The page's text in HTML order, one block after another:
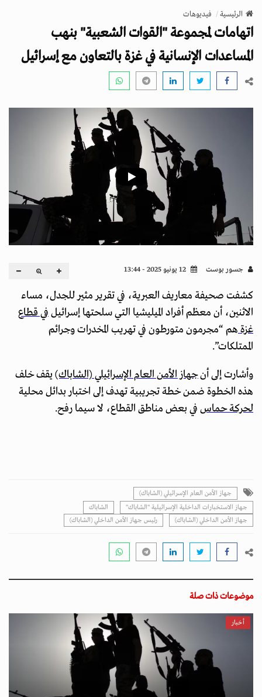
v
i
g
n
الرئيسية فيديوهات
اتهامات لمجموعة "القوات الشعبية" بنهب
المساعدات الإنسانية في غزة بالتعاون مع إسرائيل
جسور بوست
كشفت صحيفة معاريف العبرية، في تقرير مثير للجدل، مساء
الاثنين، أن معظم أفراد الميليشيا التي سلحتها إسرائيلفي قطاع
غزةهم “مجرمون متورطون في تهريب المخدرات وجرائم
الممتلكات”.
وأشارت إلى أنجهاز الأمن العام الإسرائيلي (الشاباك) يقف خلف
هذه الخطوة ضمن خطة تجريبية تهدف إلى اختبار بدائل محلية
لحركة حماس في بعض مناطق القطاع، لا سيما رفح.
جهاز الأمن العام الإسرائيلي (الشاباك)
جهاز الاستخبارات الداخلية الإسرائيلية "الشاباك"
الشاباك
جهاز الأمن الداخلي (الشاباك)
رئيس جهاز الأمن الداخلي (الشاباك)
موضوعات ذات صلة
أخبار